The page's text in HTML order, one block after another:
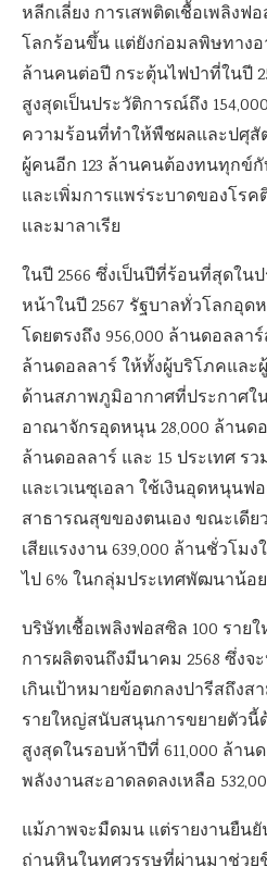
หลีกเลี่ยง การเสพติดเชื้อเพลิงฟ
โลกร้อนขึ้น แต่ยังก่อมลพิษทาง
ล้านคนต่อปี กระตุ้นไฟป่าที่ในปี
สูงสุดเป็นประวัติการณ์ถึง
ความร้อนที่ทำให้พืชผลและปศุสั
ผู้คนอีก 123 ล้านคนต้องทนทุกข์
และเพิ่มการแพร่ระบาดของโรค
และมาลาเรีย
ในปี 2566 ซึ่งเป็นปีที่ร้อนที่สุดใน
หน้าในปี 2567 รัฐบาลทั่วโลกอุด
โดยตรงถึง 956,000 ล้านดอลลา
ล้านดอลลาร์ ให้ทั้งผู้บริโภคและ
ด้านสภาพภูมิอากาศที่ประกาศใน
อาณาจักรอุดหนุน 28,000 ล้านดอ
ล้านดอลลาร์ และ 15 ประเทศ ร
และเวเนซุเอลา ใช้เงินอุดหนุน
สาธารณสุขของตนเอง ขณะเดี
เสียแรงงาน 639,000 ล้านชั่วโมง
ไป 6% ในกลุ่มประเทศพัฒนาน้อ
บริษัทเชื้อเพลิงฟอสซิล 100 ราย
การผลิตจนถึงมีนาคม 2568 ซึ่ง
เกินเป้าหมายข้อตกลงปารีสถึง
รายใหญ่สนับสนุนการขยายตัวนี้
สูงสุดในรอบห้าปีที่ 611,000 ล้า
พลังงานสะอาดลดลงเหลือ
แม้ภาพจะมืดมน แต่รายงานยืน
ถ่านหินในทศวรรษที่ผ่านมาช่วย